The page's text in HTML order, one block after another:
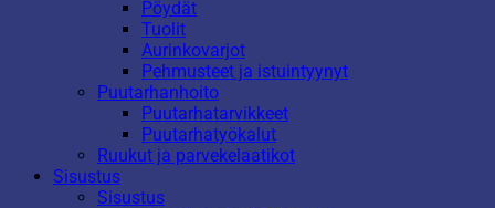
Pöydät
Tuolit
Aurinkovarjot
Pehmusteet ja istuintyynyt
Puutarhanhoito
Puutarhatarvikkeet
Puutarhatyökalut
Ruukut ja parvekelaatikot
Sisustus
Sisustus